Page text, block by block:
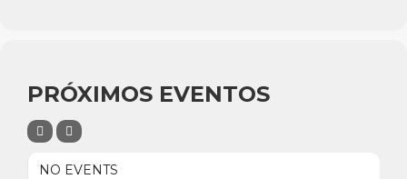
PRÓXIMOS EVENTOS
NO EVENTS